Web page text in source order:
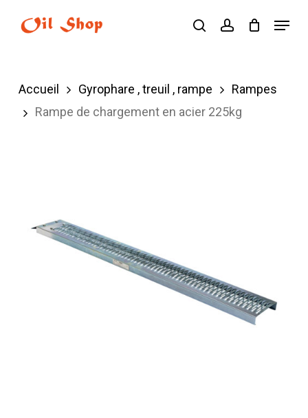
searchaccount
Menu
Accueil Gyrophare , treuil , rampe
Rampes
Rampe de chargement en acier 225kg